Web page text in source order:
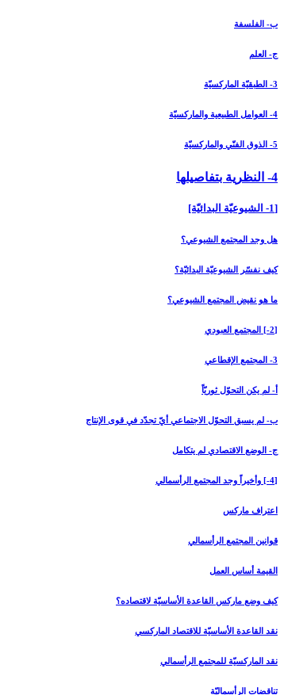
ب- الفلسفة
ج- العلم
3- الطبقيّة الماركسيّة
4- العوامل الطبيعية والماركسيّة
5- الذوق الفنّي والماركسيّة
4- النظرية بتفاصيلها
[1- الشيوعيّة البدائيّة]
هل وجد المجتمع الشيوعي؟
كيف نفسّر الشيوعيّة البدائيّة؟
ما هو نقيض المجتمع الشيوعي؟
[2-] المجتمع العبودي‏
3- المجتمع الإقطاعي‏
أ- لم يكن التحوّل ثوريّاً
ب- لم يسبق التحوّل الاجتماعي أيّ تجدّد في قوى الإنتاج
ج- الوضع الاقتصادي لم يتكامل
[4-] وأخيراً وجد المجتمع الرأسمالي‏
اعتراف ماركس
قوانين المجتمع الرأسمالي
القيمة أساس العمل
كيف وضع ماركس القاعدة الأساسيّة لاقتصاده؟
نقد القاعدة الأساسيّة للاقتصاد الماركسي
نقد الماركسيّة للمجتمع الرأسمالي
تناقضات الرأسماليّة